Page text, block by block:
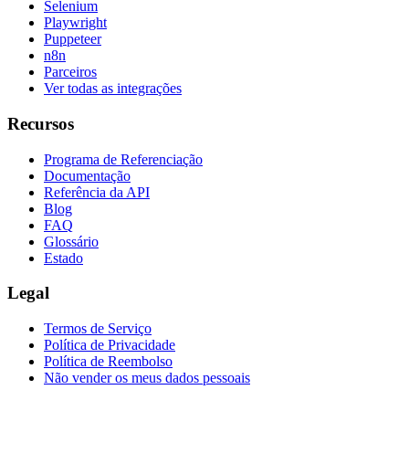
Selenium
Playwright
Puppeteer
n8n
Parceiros
Ver todas as integrações
Recursos
Programa de Referenciação
Documentação
Referência da API
Blog
FAQ
Glossário
Estado
Legal
Termos de Serviço
Política de Privacidade
Política de Reembolso
Não vender os meus dados pessoais